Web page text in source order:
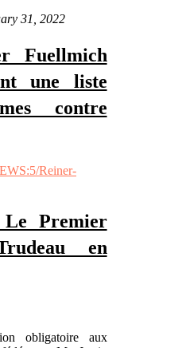
31, 2022
Fuellmich
une liste
contre
Reiner-
Premier
en
obligatoire aux